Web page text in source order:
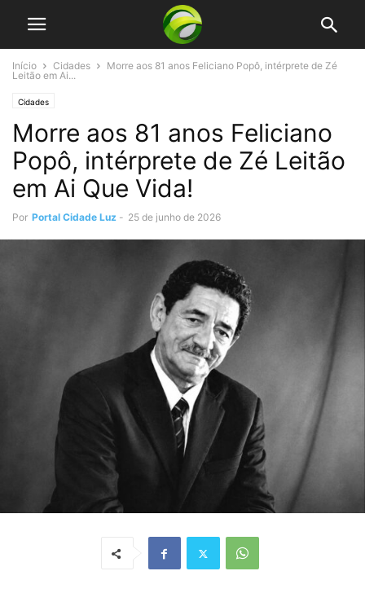
Início Cidades
Morre aos 81 anos Feliciano Popô, intérprete de Zé
Leitão em Ai...
Cidades
Morre aos 81 anos Feliciano
Popô, intérprete de Zé Leitão
em Ai Que Vida!
Por Portal Cidade Luz - 25 de junho de 2026